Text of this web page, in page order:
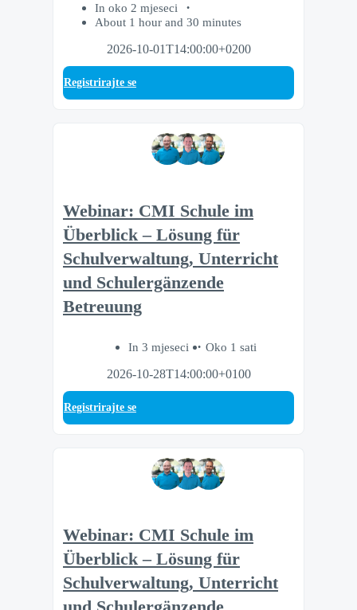
In oko 2 mjeseci
About 1 hour and 30 minutes
2026-10-01T14:00:00+0200
Registrirajte se
Webinar: CMI Schule im
Überblick – Lösung für
Schulverwaltung, Unterricht
und Schulergänzende
Betreuung
In 3 mjeseci
Oko 1 sati
2026-10-28T14:00:00+0100
Registrirajte se
Webinar: CMI Schule im
Überblick – Lösung für
Schulverwaltung, Unterricht